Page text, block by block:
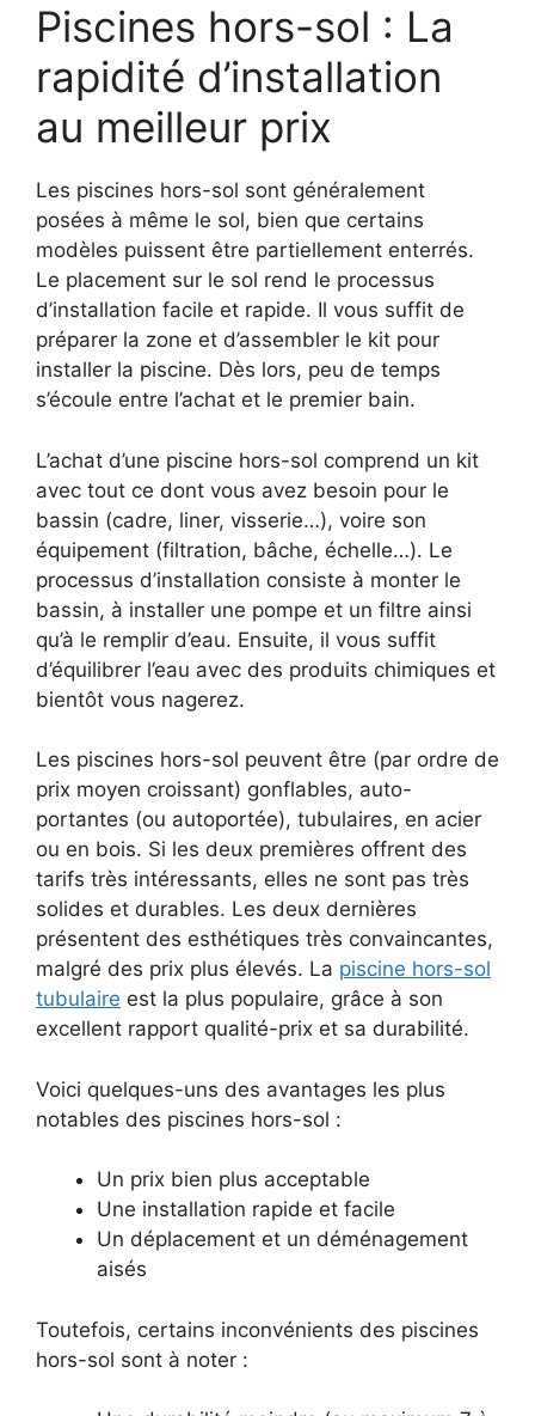
Piscines hors-sol : La
rapidité d’installation
au meilleur prix
Les piscines hors-sol sont généralement
posées à même le sol, bien que certains
modèles puissent être partiellement enterrés.
Le placement sur le sol rend le processus
d’installation facile et rapide. Il vous suffit de
préparer la zone et d’assembler le kit pour
installer la piscine. Dès lors, peu de temps
s’écoule entre l’achat et le premier bain.
L’achat d’une piscine hors-sol comprend un kit
avec tout ce dont vous avez besoin pour le
bassin (cadre, liner, visserie…), voire son
équipement (filtration, bâche, échelle…). Le
processus d’installation consiste à monter le
bassin, à installer une pompe et un filtre ainsi
qu’à le remplir d’eau. Ensuite, il vous suffit
d’équilibrer l’eau avec des produits chimiques et
bientôt vous nagerez.
Les piscines hors-sol peuvent être (par ordre de
prix moyen croissant) gonflables, auto-
portantes (ou autoportée), tubulaires, en acier
ou en bois. Si les deux premières offrent des
tarifs très intéressants, elles ne sont pas très
solides et durables. Les deux dernières
présentent des esthétiques très convaincantes,
malgré des prix plus élevés. La piscine hors-sol
tubulaire est la plus populaire, grâce à son
excellent rapport qualité-prix et sa durabilité.
Voici quelques-uns des avantages les plus
notables des piscines hors-sol :
Un prix bien plus acceptable
Une installation rapide et facile
Un déplacement et un déménagement
aisés
Toutefois, certains inconvénients des piscines
hors-sol sont à noter :